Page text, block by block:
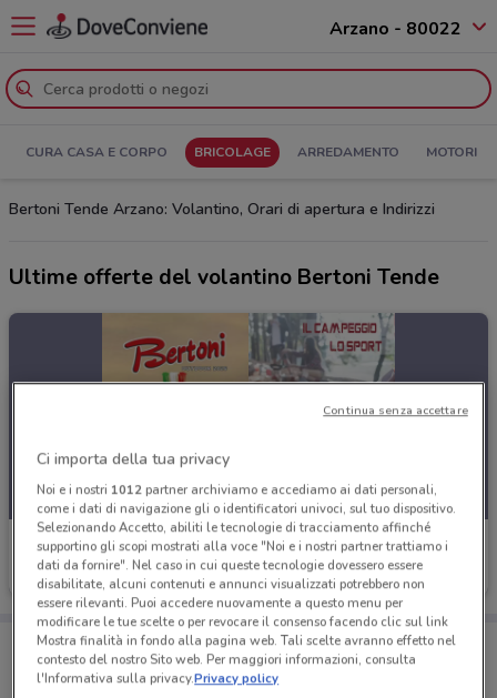
Arzano - 80022
CURA CASA E CORPO BRICOLAGE ARREDAMENTO MOTORI
Bertoni Tende Arzano: Volantino, Orari di apertura e Indirizzi
Ultime offerte del volantino Bertoni Tende
Bertoni Tende
Scade il 31/12
Porta DoveConviene sempre con te!
Puoi trovare le migliori offerte dei negozi vicino a te,
salvarle e creare la tua lista del risparmio, comodamente
Ci importa della tua privacy
Noi e i nostri 1012partner archiviamo e accediamo ai dati personali,
come i dati di navigazione gli o identificatori univoci, sul tuo dispositivo.
Selezionando Accetto, abiliti le tecnologie di tracciamento affinché
supportino gli scopi mostrati alla voce "Noi e i nostri partner trattiamo i
dati da fornire". Nel caso in cui queste tecnologie dovessero essere
disabilitate, alcuni contenuti e annunci visualizzati potrebbero non
essere rilevanti. Puoi accedere nuovamente a questo menu per
modificare le tue scelte o per revocare il consenso facendo clic sul link
Mostra finalità in fondo alla pagina web. Tali scelte avranno effetto nel
contesto del nostro Sito web. Per maggiori informazioni, consulta
l'Informativa sulla privacy.Privacy policy
Continua senza accettare